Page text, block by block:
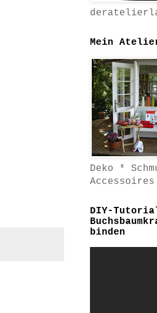
Mein
Deko *
Accessoires
DIY-
binden